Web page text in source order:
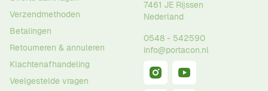
Verzendmethoden
Betalingen
Retourneren & annuleren
Klachtenafhandeling
Veelgestelde vragen
7461 JE Rijssen
Nederland
0548 - 542590
info@portacon.nl